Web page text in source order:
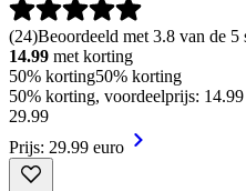
(24)Beoordeeld met 3.8 van de
14.99 met korting
50% korting50% korting
50% korting, voordeelprijs:
29.99
Prijs: 29.99 euro